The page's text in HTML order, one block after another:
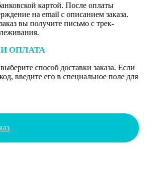
картой. После оплаты
на email с описанием заказа.
вы получите письмо с трек-
ОПЛАТА
способ доставки заказа. Если
введите его в специальное поле для